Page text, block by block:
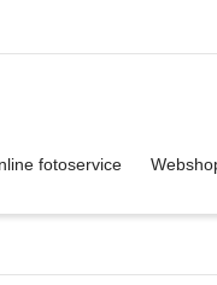
fotoservice